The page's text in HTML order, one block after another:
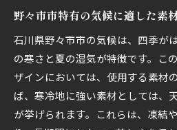
ス作り
地元産の石材を使った
伝統工芸を活かしたデ
地域資源を利用した持
自然景観を活かすため
地元ベンダーとの協力
野々市市特有の気候に適した素
石川県野々市市の気候は、四季が
の寒さと夏の湿気が特徴です。こ
ザインにおいては、使用する素材
ば、寒冷地に強い素材としては、
が挙げられます。これらは、凍結